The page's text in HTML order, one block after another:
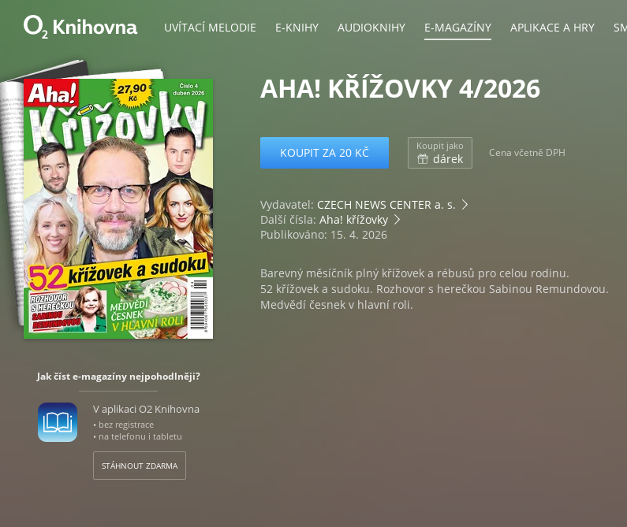
UVÍTACÍ MELODIE E-KNIHY AUDIOKNIHY E-MAGAZÍNY APLIKACE A HRY
Jak číst e-magazíny nejpohodlněji?
V aplikaci O2 Knihovna
• bez registrace
• na telefonu i tabletu
STÁHNOUT ZDARMA
AHA! KŘÍŽOVKY 4/2026
KOUPIT ZA 20 KČ Koupit jako
dárek Cena včetně DPH
Vydavatel: CZECH NEWS CENTER a. s.
Další čísla: Aha! křížovky
Publikováno: 15. 4. 2026
Barevný měsíčník plný křížovek a rébusů pro celou rodinu.
52 křížovek a sudoku. Rozhovor s herečkou Sabinou Remundovou.
Medvědí česnek v hlavní roli.